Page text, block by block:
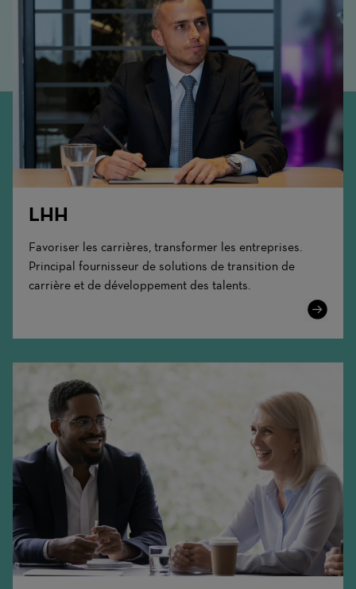
LHH
Favoriser les carrières, transformer les entreprises.
Principal fournisseur de solutions de transition de
carrière et de développement des talents.
Learn